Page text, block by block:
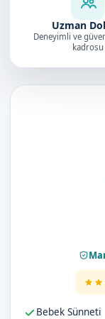
Uzman
Deneyimli ve
kadrosu
Doktorumuz
Bebek Sünneti